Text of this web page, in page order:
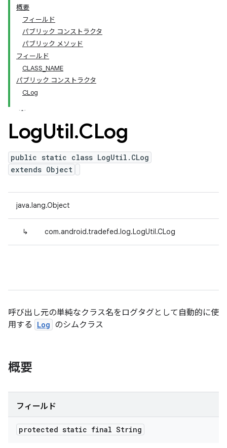
概要
フィールド
パブリック コンストラクタ
パブリック メソッド
フィールド
CLASS_NAME
パブリック コンストラクタ
CLog
LogUtil.CLog
public static class LogUtil.CLog
extends Object
java.lang.Object
↳ com.android.tradefed.log.LogUtil.CLog
呼び出し元の単純なクラス名をログタグとして自動的に使
用する
Log のシムクラス
概要
フィールド
protected static final String